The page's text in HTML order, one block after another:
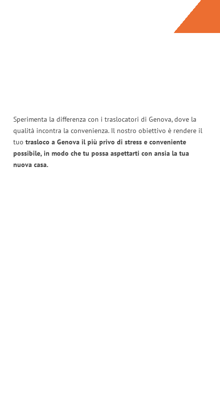
Sperimenta la differenza con i traslocatori di Genova, dove la
qualità incontra la convenienza. Il nostro obiettivo è rendere il
tuo trasloco a Genova il più privo di stress e conveniente
possibile, in modo che tu possa aspettarti con ansia la tua
nuova casa.